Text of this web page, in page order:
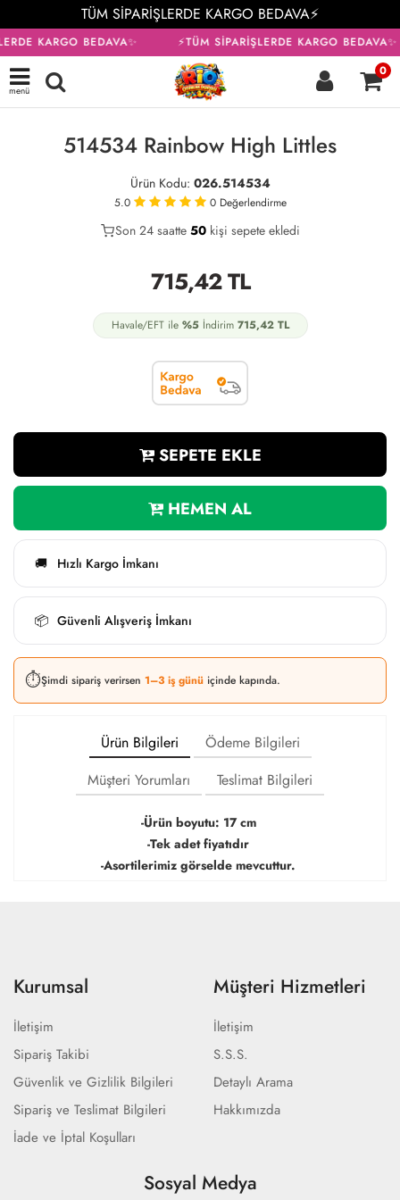
TÜM SİPARİŞLERDE KARGO BEDAVA⚡
KARGO BEDAVA✨ ⚡TÜM SİPARİŞLERDE KARGO BEDAVA✨
menü
0
514534 Rainbow High Littles
Ürün Kodu: 026.514534
5.0 0 Değerlendirme
29
Son 24 saatte 50kişi sepete ekledi
16
715,42TL
Havale/EFT ile %5İndirim 715,42TL
SEPETE EKLE
HEMEN AL
🚚 Hızlı Kargo İmkanı
📦 Güvenli Alışveriş İmkanı
⏱️Şimdi sipariş verirsen 1–3 iş günü içinde kapında.
Ürün Bilgileri
Ödeme Bilgileri
Müşteri Yorumları
Teslimat Bilgileri
-Ürün boyutu: 17 cm
-Tek adet fiyatıdır
-Asortilerimiz görselde mevcuttur.
Kurumsal
İletişim
Sipariş Takibi
Güvenlik ve Gizlilik Bilgileri
Sipariş ve Teslimat Bilgileri
İade ve İptal Koşulları
Müşteri Hizmetleri
İletişim
S.S.S.
Detaylı Arama
Hakkımızda
Sosyal Medya